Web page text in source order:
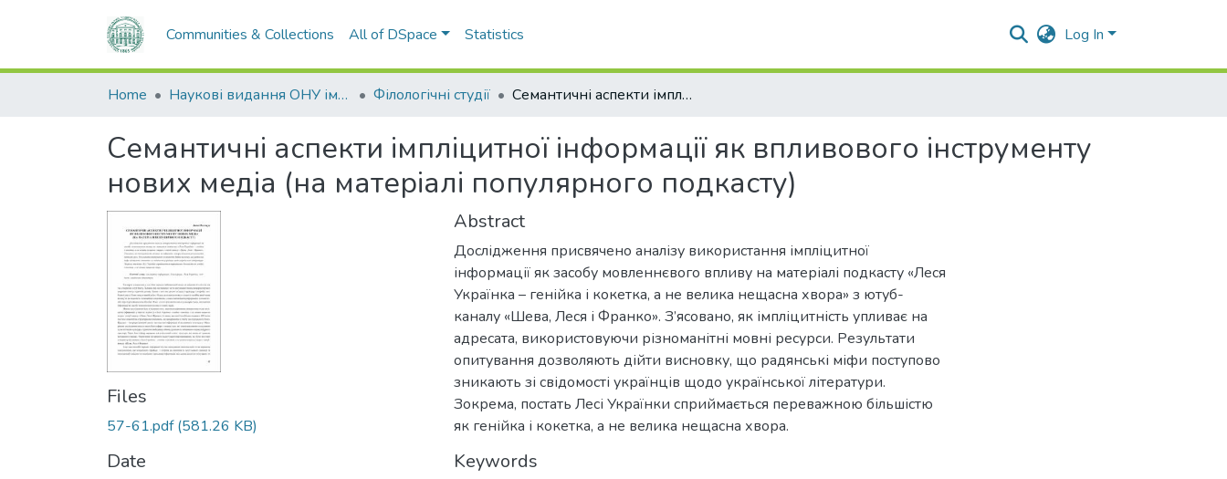
Communities & Collections All of DSpace Statistics Log In
Home Наукові видання ОНУ імені І. І. Мечникова Філологічні студії Семантичні аспекти імпліцитної інформації як впливового інструменту нових медіа (на матеріалі популярного подкасту)
Семантичні аспекти імпліцитної інформації як впливового інструменту
нових медіа (на матеріалі популярного подкасту)
Files
57-61.pdf(581.26 KB)
Date
Abstract
Дослідження присвячено аналізу використання імпліцитної
інформації як засобу мовленнєвого впливу на матеріалі подкасту «Леся
Українка – генійка і кокетка, а не велика нещасна хвора» з ютуб-
каналу «Шева, Леся і Франко». З’ясовано, як імпліцитність упливає на
адресата, використовуючи різноманітні мовні ресурси. Результати
опитування дозволяють дійти висновку, що радянські міфи поступово
зникають зі свідомості українців щодо української літератури.
Зокрема, постать Лесі Українки сприймається переважною більшістю
як генійка і кокетка, а не велика нещасна хвора.
Keywords